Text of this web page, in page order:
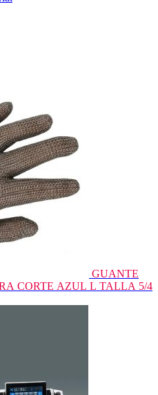
GUANTE
MALLA METALICO PARA CORTE AZUL L TALLA 5/4